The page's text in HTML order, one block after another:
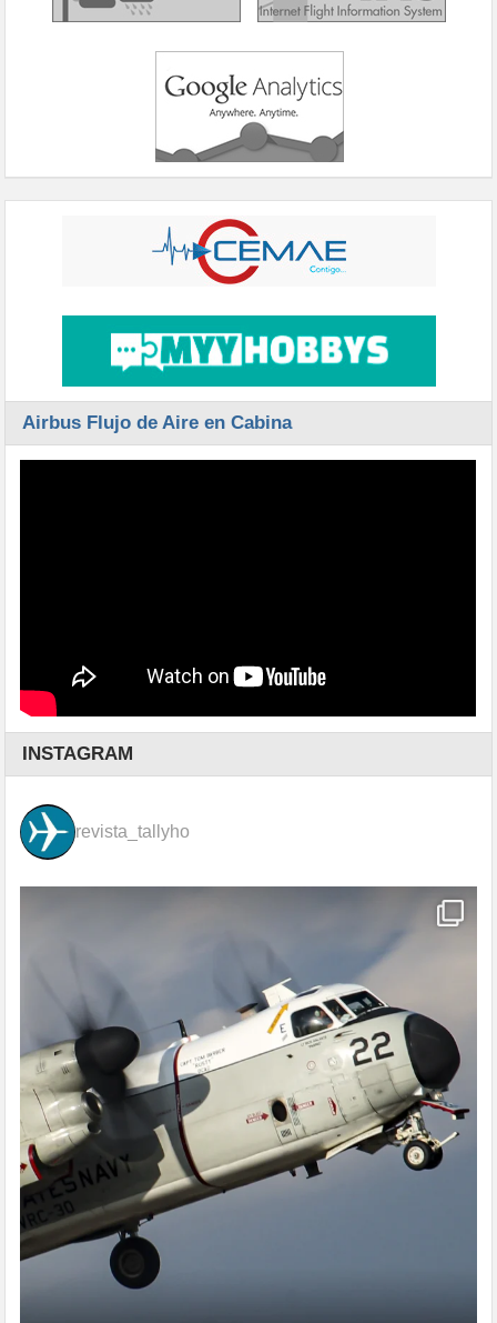
Airbus Flujo de Aire en Cabina
INSTAGRAM
revista_tallyho